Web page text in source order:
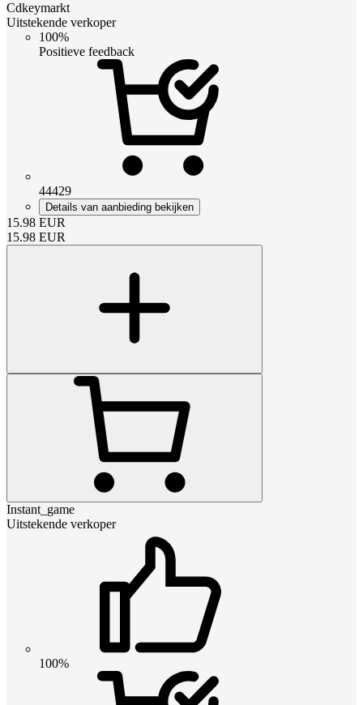
Cdkeymarkt
Uitstekende verkoper
100%
Positieve feedback
44429
Details van aanbieding bekijken
15.98 EUR
15.98 EUR
Instant_game
Uitstekende verkoper
100%